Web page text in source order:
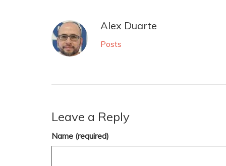
Alex Duarte
Posts
Leave a Reply
Name (required)